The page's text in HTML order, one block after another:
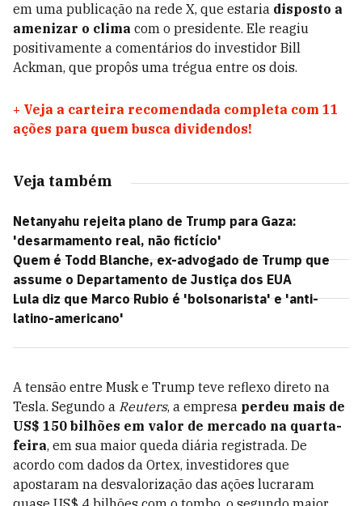
em uma publicação na rede X, que estaria disposto a
amenizar o clima com o presidente. Ele reagiu
positivamente a comentários do investidor Bill
Ackman, que propôs uma trégua entre os dois.
+ Veja a carteira recomendada completa com 11
ações para quem busca dividendos!
Veja também
Netanyahu rejeita plano de Trump para Gaza:
'desarmamento real, não fictício'
Quem é Todd Blanche, ex-advogado de Trump que
assume o Departamento de Justiça dos EUA
Lula diz que Marco Rubio é 'bolsonarista' e 'anti-
latino-americano'
A tensão entre Musk e Trump teve reflexo direto na
Tesla. Segundo a Reuters, a empresa perdeu mais de
US$ 150 bilhões em valor de mercado na quarta-
feira, em sua maior queda diária registrada. De
acordo com dados da Ortex, investidores que
apostaram na desvalorização das ações lucraram